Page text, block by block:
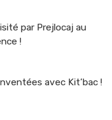
par Prejlocaj au
!
avec Kit’bac !